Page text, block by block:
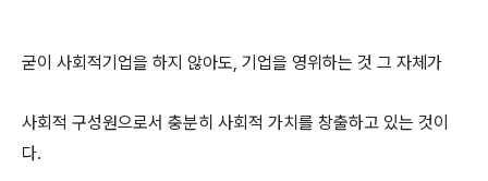
굳이 사회적기업을 하지 않아도, 기업을 영위하는 것 그 자체가
사회적 구성원으로서 충분히 사회적 가치를 창출하고 있는 것이
다.